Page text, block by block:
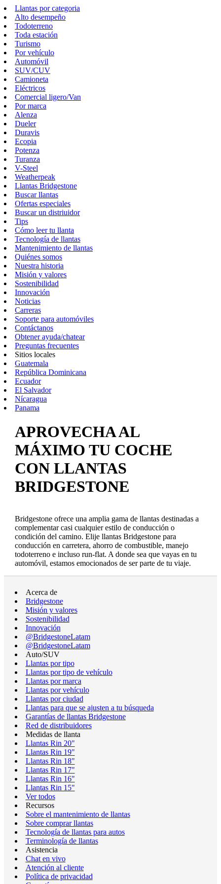
Llantas por categoria
Alto desempeño
Todoterreno
Toda estación
Turismo
Por vehículo
Automóvil
SUV/CUV
Camioneta
Eléctricos
Comercial ligero/Van
Por marca
Alenza
Dueler
Duravis
Ecopia
Potenza
Turanza
V-Steel
Weatherpeak
Llantas Bridgestone
Buscar llantas
Ofertas especiales
Buscar un distriuidor
Tips
Cómo leer tu llanta
Tecnología de llantas
Mantenimiento de llantas
Quiénes somos
Nuestra historia
Misión y valores
Sostenibilidad
Innovación
Noticias
Carreras
Soporte para automóviles
Contáctanos
Obtener ayuda/chatear
Preguntas frecuentes
Sitios locales
Guatemala
República Dominicana
Ecuador
El Salvador
Nícaragua
Panama
APROVECHA AL
MÁXIMO TU COCHE
CON LLANTAS
BRIDGESTONE
Bridgestone ofrece una amplia gama de llantas destinadas a
complementar casi cualquier estilo de conducción o
condición del camino. Elije llantas Bridgestone para
conducción en carretera, ahorro de combustible, manejo
todoterreno e incluso run-flat. A donde sea que vayas en tu
automóvil, estamos emocionados de ser parte de tu viaje.
Acerca de
Bridgestone
Misión y valores
Sostenibilidad
Innovación
@BridgestoneLatam
@BridgestoneLatam
Auto/SUV
Llantas por tipo
Llantas por tipo de vehículo
Llantas por marca
Llantas por vehículo
Llantas por ciudad
Llantas para que se ajusten a tu búsqueda
Garantías de llantas Bridgestone
Red de distribuidores
Medidas de llanta
Llantas Rin 20"
Llantas Rin 19"
Llantas Rin 18"
Llantas Rin 17"
Llantas Rin 16"
Llantas Rin 15"
Ver todos
Recursos
Sobre el mantenimiento de llantas
Sobre comprar llantas
Tecnología de llantas para autos
Terminología de llantas
Asistencia
Chat en vivo
Atención al cliente
Política de privacidad